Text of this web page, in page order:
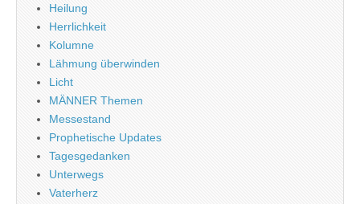
Heilung
Herrlichkeit
Kolumne
Lähmung überwinden
Licht
MÄNNER Themen
Messestand
Prophetische Updates
Tagesgedanken
Unterwegs
Vaterherz